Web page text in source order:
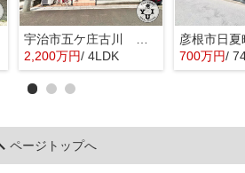
宇治市五ケ庄古川 オーナーチェンジ 中古戸建
2,200万円/ 4LDK
彦根市日
700万円/
ページトップへ